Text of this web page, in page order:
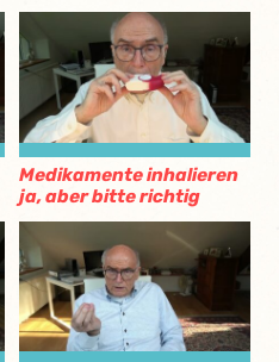
Medikamente inhalieren
ja, aber bitte richtig